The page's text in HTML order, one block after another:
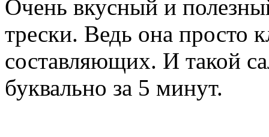
Очень вкусный и
трески. Ведь она просто
составляющих. И такой
буквально за 5 минут.